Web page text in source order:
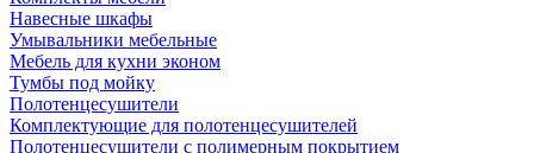
Навесные шкафы
Умывальники мебельные
Мебель для кухни эконом
Тумбы под мойку
Полотенцесушители
Комплектующие для полотенцесушителей
Полотенцесушители с полимерным покрытием